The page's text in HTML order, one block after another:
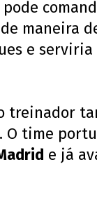
maneira
e serviria
treinador
O time
e já